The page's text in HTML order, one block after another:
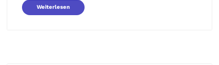
Weiterlesen